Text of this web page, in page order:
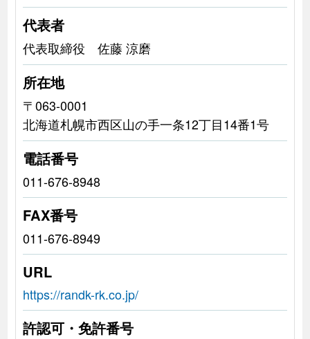
代表者
代表取締役 佐藤 涼磨
所在地
〒063-0001
北海道札幌市西区山の手一条12丁目14番1号
電話番号
011-676-8948
FAX番号
011-676-8949
URL
https://randk-rk.co.jp/
許認可・免許番号